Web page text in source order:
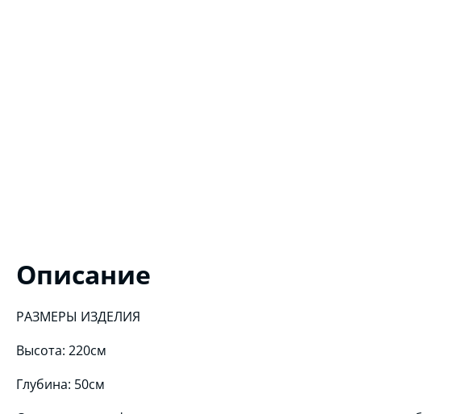
Описание
РАЗМЕРЫ ИЗДЕЛИЯ
Высота: 220см
Глубина: 50см